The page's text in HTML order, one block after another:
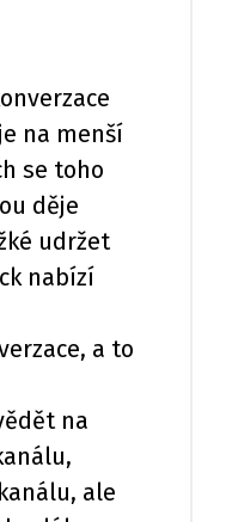
na menší
se toho
děje
udržet
nabízí
a to
na
ale